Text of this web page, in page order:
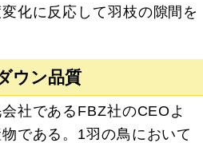
化に反応して羽枝の隙間を
ウン品質
社であるFBZ社のCEOよ
である。1羽の鳥において